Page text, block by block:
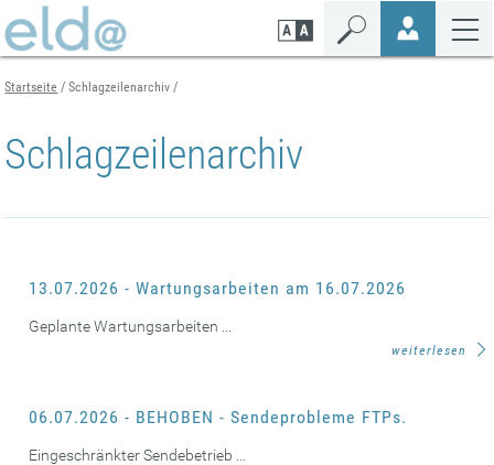
Seiteninhalt
springen
Navigation
springen
Mobilen
Navigation
springen
Startseite Schlagzeilenarchiv
Schlagzeilenarchiv
13.07.2026 - Wartungsarbeiten am 16.07.2026
Geplante Wartungsarbeiten ...
weiterlesen
06.07.2026 - BEHOBEN - Sendeprobleme FTPs.
Eingeschränkter Sendebetrieb ...